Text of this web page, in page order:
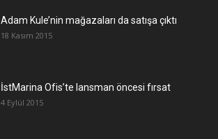
Adam Kule’nin mağazaları da satışa çıktı
18 Kasım 2015
İstMarina Ofis’te lansman öncesi fırsat
4 Eylül 2015